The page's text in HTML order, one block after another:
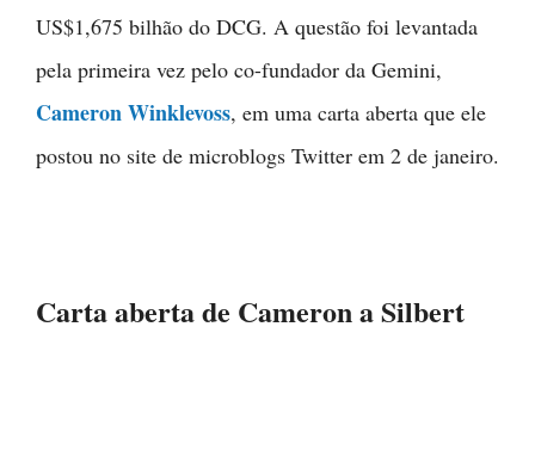
US$1,675 bilhão do DCG. A questão foi levantada
pela primeira vez pelo co-fundador da Gemini,
Cameron Winklevoss, em uma carta aberta que ele
postou no site de microblogs Twitter em 2 de janeiro.
Carta aberta de Cameron a Silbert